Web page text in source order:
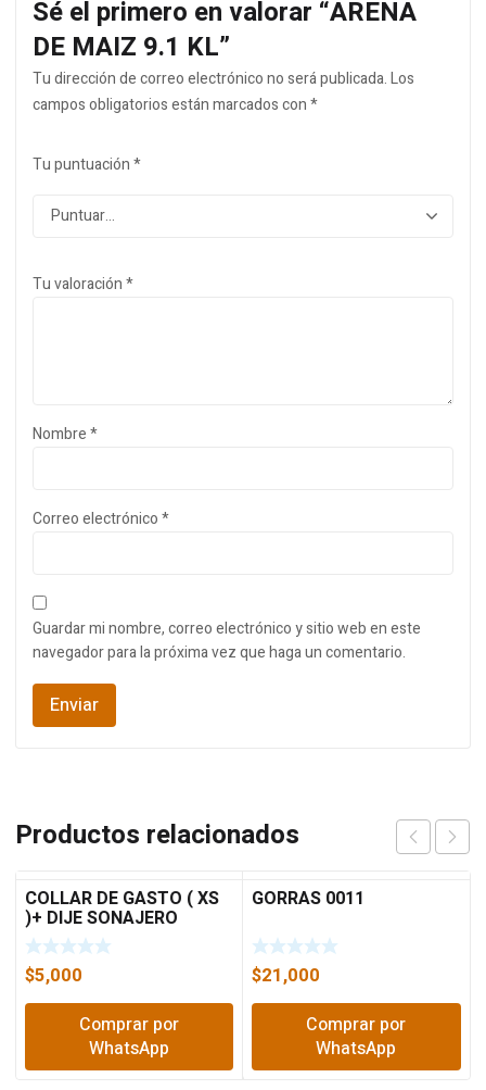
Sé el primero en valorar “ARENA
DE MAIZ 9.1 KL”
Tu dirección de correo electrónico no será publicada.Los
campos obligatorios están marcados con*
Tu puntuación*
Tu valoración*
Nombre*
Correo electrónico*
Guardar mi nombre, correo electrónico y sitio web en este
navegador para la próxima vez que haga un comentario.
Productos relacionados
COLLAR DE GASTO ( XS
)+ DIJE SONAJERO
$5,000
Comprar por
WhatsApp
GORRAS 0011
$21,000
Comprar por
WhatsApp